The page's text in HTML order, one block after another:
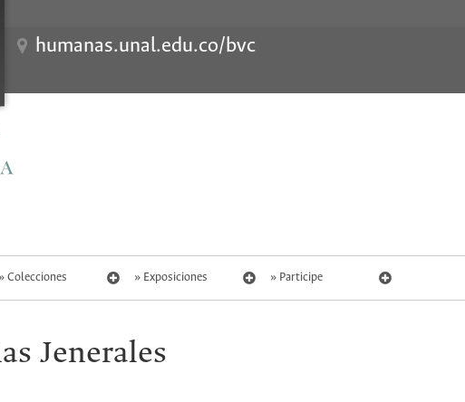
humanas.unal.edu.co/bvc
Colecciones Exposiciones Participe
Jenerales